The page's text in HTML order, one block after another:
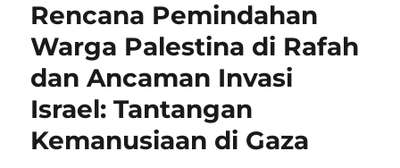
Rencana Pemindahan
Warga Palestina di Rafah
dan Ancaman Invasi
Israel: Tantangan
Kemanusiaan di Gaza